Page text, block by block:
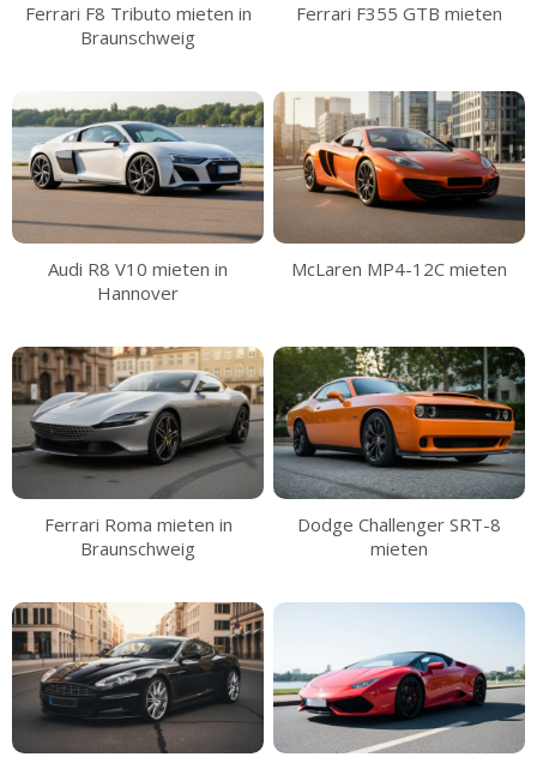
Ferrari F8 Tributo mieten in
Braunschweig
Ferrari F355 GTB mieten
Audi R8 V10 mieten in
Hannover
McLaren MP4-12C mieten
Ferrari Roma mieten in
Braunschweig
Dodge Challenger SRT-8
mieten